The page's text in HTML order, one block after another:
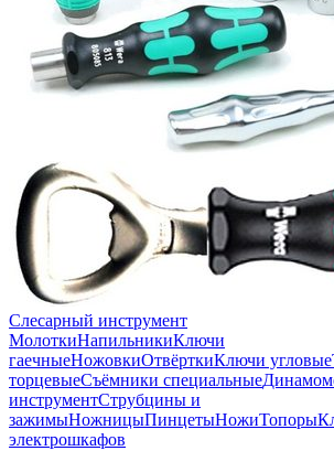
Слесарный инструмент
МолоткиНапильникиКлючи
гаечныеНожовкиОтвёрткиКлючи угловые
торцевыеСъёмники специальные
инструментСтрубцины и
зажимыНожницыПинцетыНожиТопоры
электрошкафов